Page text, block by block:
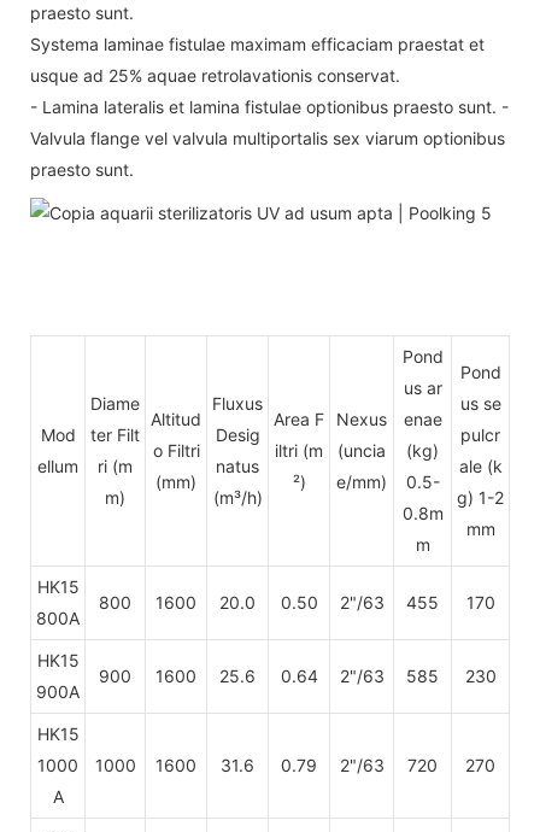
praesto sunt.
Systema laminae fistulae maximam efficaciam praestat et
usque ad 25% aquae retrolavationis conservat.
- Lamina lateralis et lamina fistulae optionibus praesto sunt. -
Valvula flange vel valvula multiportalis sex viarum optionibus
praesto sunt.
Mod
ellum
Diame
ter Filt
ri (m
m)
Altitud
o Filtri
(mm)
Fluxus
Desig
natus
(m³/h)
Area F
iltri (m
²)
Nexus
(uncia
e/mm)
Pond
us ar
enae
(kg)
0.5-
0.8m
m
Pond
us se
pulcr
ale (k
g) 1-2
mm
HK15
800A
800 1600 20.0 0.50 2"/63 455 170
HK15
900A
900 1600 25.6 0.64 2"/63 585 230
HK15
1000
A
1000 1600 31.6 0.79 2"/63 720 270